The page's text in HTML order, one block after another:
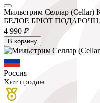
Мильстрим Селлар (Cellar)
БЕЛОЕ БРЮТ
4 990 ₽
В корзину
Россия
Хит продаж